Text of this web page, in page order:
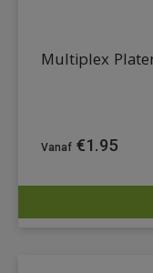
Multiplex
€1.95